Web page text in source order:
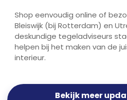
Shop eenvoudig online of
Bleiswijk (bij Rotterdam) en
deskundige tegeladviseurs
helpen bij het maken van de
interieur.
Bekijk meer